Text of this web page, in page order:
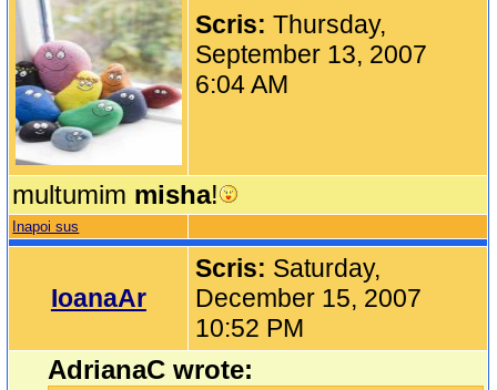
Scris:Thursday,
September 13, 2007
6:04 AM
multumim misha!
Inapoi sus
IoanaAr
Scris: Saturday,
December 15, 2007
10:52 PM
AdrianaC wrote: